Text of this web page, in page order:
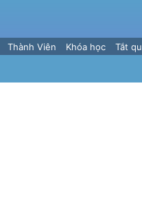
Thành Viên Khóa học Tắt